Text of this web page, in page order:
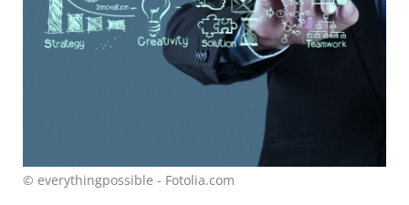
© everythingpossible - Fotolia.com